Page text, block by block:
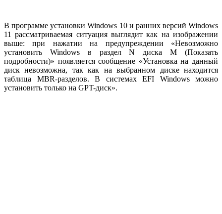
В программе установки Windows 10 и ранних версий Windows
11 рассматриваемая ситуация выглядит как на изображении
выше: при нажатии на предупреждении «Невозможно
установить Windows в раздел N диска M (Показать
подробности)» появляется сообщение «Установка на данный
диск невозможна, так как на выбранном диске находится
таблица MBR-разделов. В системах EFI Windows можно
установить только на GPT-диск».